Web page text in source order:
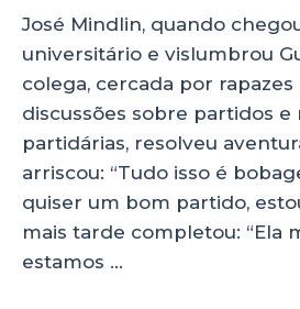
José Mindlin, quando
universitário e vislumbrou
colega, cercada por
discussões sobre partidos
partidárias, resolveu
arriscou: “Tudo isso é
quiser um bom partido,
mais tarde completou: “Ela
estamos …